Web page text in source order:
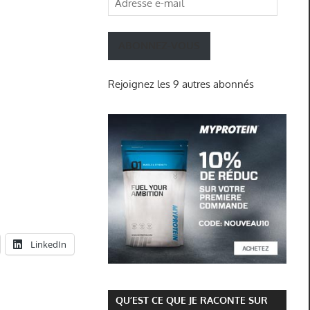
LinkedIn
e-
mail
Rejoignez les 9 autres abonnés
QU’EST CE QUE JE RACONTE SUR